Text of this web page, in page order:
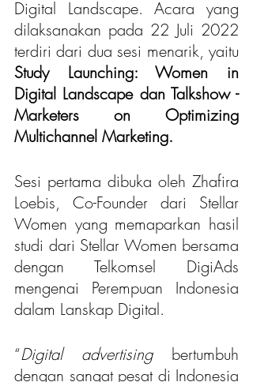
Digital Landscape. Acara yang
dilaksanakan pada 22 Juli 2022
Study Launching: Women in
Digital Landscape dan Talkshow -
Marketers on Optimizing
Multichannel Marketing.
Sesi pertama dibuka oleh Zhafira
Loebis, Co-Founder dari Stellar
Women yang memaparkan hasil
studi dari Stellar Women bersama
dengan Telkomsel DigiAds
mengenai Perempuan Indonesia
dalam Lanskap Digital.
“Digital advertising bertumbuh
dengan sangat pesat di Indonesia